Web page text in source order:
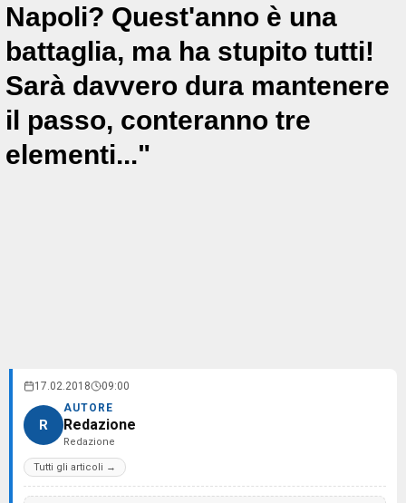
Napoli? Quest'anno è una
battaglia, ma ha stupito tutti!
Sarà davvero dura mantenere
il passo, conteranno tre
elementi..."
17.02.2018 09:00
R
AUTORE
Redazione
Redazione
Tutti gli articoli →